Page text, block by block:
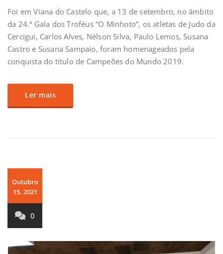
Foi em Viana do Castelo que, a 13 de setembro, no âmbito
da 24.ª Gala dos Troféus “O Minhoto”, os atletas de Judo da
Cercigui, Carlos Alves, Nélson Silva, Paulo Lemos, Susana
Castro e Susana Sampaio, foram homenageados pela
conquista do título de Campeões do Mundo 2019.
Ler mais
Outubro
15, 2021
0